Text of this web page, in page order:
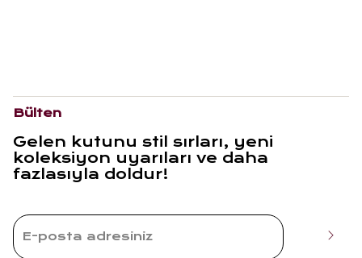
Bülten
Gelen kutunu stil sırları, yeni
koleksiyon uyarıları ve daha
fazlasıyla doldur!